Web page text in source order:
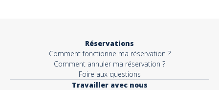
Réservations
Comment fonctionne ma réservation ?
Comment annuler ma réservation ?
Foire aux questions
Travailler avec nous